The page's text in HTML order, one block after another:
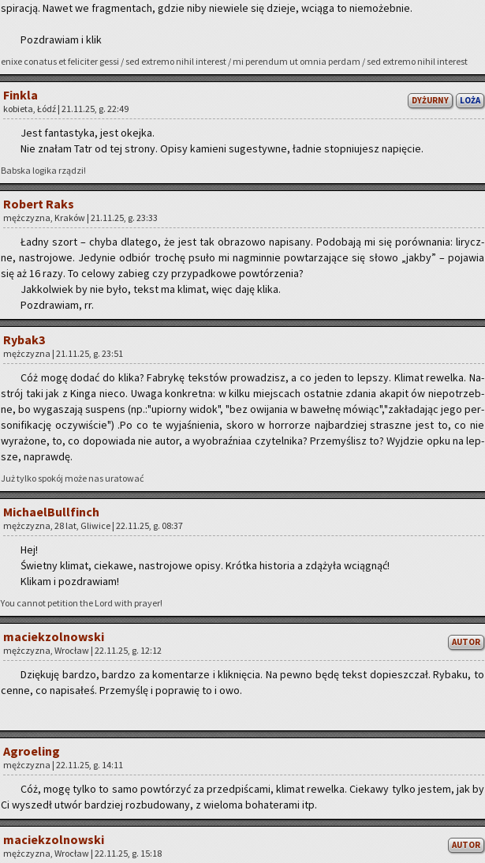
spi­ra­cją. Nawet we frag­men­tach, gdzie niby nie­wie­le się dzie­je, wcią­ga to nie­mo­żeb­nie.
Po­zdra­wiam i klik
enixe co­na­tus et fe­li­ci­ter gessi / sed extre­mo nihil in­te­rest / mi pe­ren­dum ut omnia per­dam / sed extre­mo nihil in­te­rest
DYŻURNY LOŻA
Fin­kla
ko­bie­ta, Łódź | 21.11.25, g. 22:49
Jest fan­ta­sty­ka, jest okej­ka.
Nie zna­łam Tatr od tej stro­ny. Opisy ka­mie­ni su­ge­styw­ne, ład­nie stop­niu­jesz na­pię­cie.
Bab­ska lo­gi­ka rzą­dzi!
Ro­bert Raks
męż­czy­zna, Kra­ków | 21.11.25, g. 23:33
Ładny szort – chyba dla­te­go, że jest tak ob­ra­zo­wo na­pi­sa­ny. Po­do­ba­ją mi się po­rów­na­nia: li­rycz­
ne, na­stro­jo­we. Je­dy­nie od­biór tro­chę psuło mi na­gmin­nie po­wta­rza­ją­ce się słowo „jakby” – po­ja­wia
się aż 16 razy. To ce­lo­wy za­bieg czy przy­pad­ko­we po­wtó­rze­nia?
Jak­kol­wiek by nie było, tekst ma kli­mat, więc daję klika.
Po­zdra­wiam, rr.
Ry­ba­k3
męż­czy­zna | 21.11.25, g. 23:51
Cóż mogę dodać do klika? Fa­bry­kę tek­stów pro­wa­dzisz, a co jeden to lep­szy. Kli­mat re­wel­ka. Na­
strój taki jak z Kinga nieco. Uwaga kon­kret­na: w kilku miej­scach ostat­nie zda­nia aka­pit ów nie­po­trzeb­
ne, bo wy­ga­sza­ją su­spens (np.:"upior­ny widok", "bez owi­ja­nia w ba­weł­nę mó­wiąc","za­kła­da­jąc jego per­
so­ni­fi­ka­cję oczy­wi­ście") .Po co te wy­ja­śnie­nia, skoro w hor­ro­rze naj­bar­dziej strasz­ne jest to, co nie
wy­ra­żo­ne, to, co do­po­wia­da nie autor, a wy­obraź­niaa czy­tel­ni­ka? Prze­my­ślisz to? Wyj­dzie opku na lep­
sze, na­praw­dę.
Już tylko spo­kój może nas ura­to­wać
Mi­cha­el­Bul­l­finch
męż­czy­zna, 28 lat, Gli­wi­ce | 22.11.25, g. 08:37
Hej!
Świet­ny kli­mat, cie­ka­we, na­stro­jo­we opisy. Krót­ka hi­sto­ria a zdą­ży­ła wcią­gnąć!
Kli­kam i po­zdra­wiam!
You can­not pe­ti­tion the Lord with pray­er!
AUTOR
ma­ciek­zol­now­ski
męż­czy­zna, Wro­cław | 22.11.25, g. 12:12
Dzię­ku­ję bar­dzo, bar­dzo za ko­men­ta­rze i klik­nię­cia. Na pewno będę tekst do­piesz­czał. Ry­ba­ku, to
cenne, co na­pi­sa­łeś. Prze­my­ślę i po­pra­wię to i owo.
Agro­eling
męż­czy­zna | 22.11.25, g. 14:11
Cóż, mogę tylko to samo po­wtó­rzyć za przed­pi­ś­ca­mi, kli­mat re­wel­ka. Cie­ka­wy tylko je­stem, jak by
Ci wy­szedł utwór bar­dziej roz­bu­do­wa­ny, z wie­lo­ma bo­ha­te­ra­mi itp.
AUTOR
ma­ciek­zol­now­ski
męż­czy­zna, Wro­cław | 22.11.25, g. 15:18